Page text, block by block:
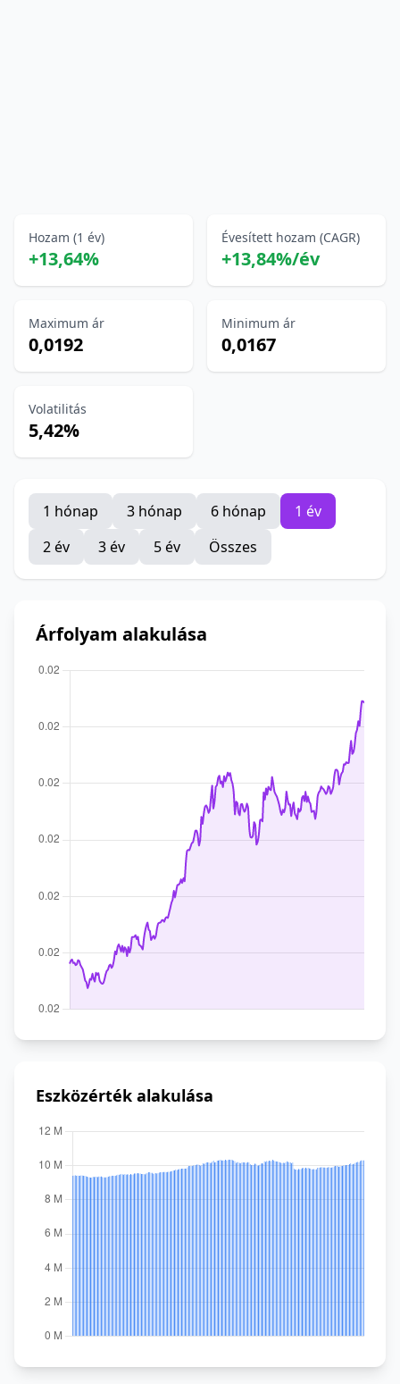
Hozam (1 év)
+13,64%
Évesített hozam (CAGR)
+13,84%/év
Maximum ár
0,0192
Minimum ár
0,0167
Volatilitás
5,42%
1 hónap 3 hónap 6 hónap
1 év
2 év
3 év 5 év Összes
Árfolyam alakulása
Eszközérték alakulása